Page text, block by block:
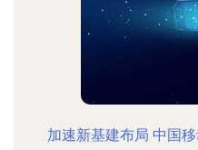
加速新基建布局 中国